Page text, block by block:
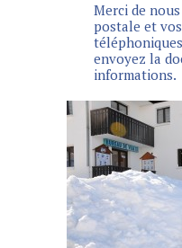
Merci de
postale et
envoyez la
informations.